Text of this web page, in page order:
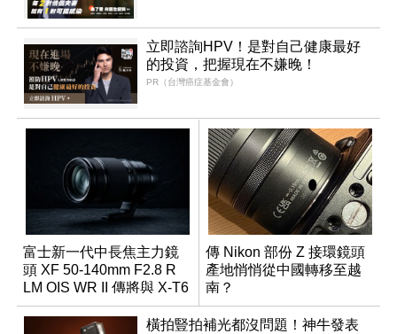
立即諮詢HPV！是對自己健康最好
的投資，把握現在不嫌晚！
PR（台灣癌症基金會）
富士新一代中長焦主力鏡
頭 XF 50-140mm F2.8 R
LM OIS WR II 傳將與 X-T6
同步亮相
傳 Nikon 部份 Z 接環鏡頭
產地悄悄從中國轉移至越
南？
橫拍豎拍補光都沒問題！神牛發表